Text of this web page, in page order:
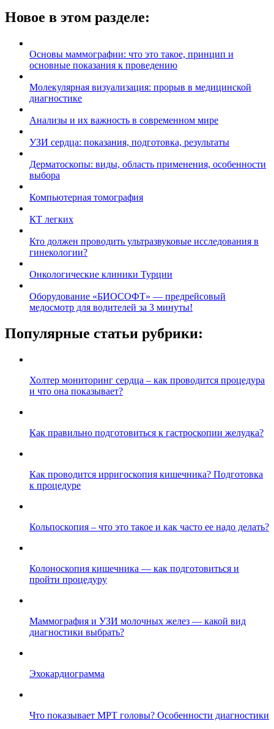
Новое в этом разделе:
Основы маммографии: что это такое, принцип и
основные показания к проведению
Молекулярная визуализация: прорыв в медицинской
диагностике
Анализы и их важность в современном мире
УЗИ сердца: показания, подготовка, результаты
Дерматоскопы: виды, область применения, особенности
выбора
Компьютерная томография
КТ легких
Кто должен проводить ультразвуковые исследования в
гинекологии?
Онкологические клиники Турции
Оборудование «БИОСОФТ» — предрейсовый
медосмотр для водителей за 3 минуты!
Популярные статьи рубрики:
Холтер мониторинг сердца – как проводится процедура
и что она показывает?
Как правильно подготовиться к гастроскопии желудка?
Как проводится ирригоскопия кишечника? Подготовка
к процедуре
Кольпоскопия – что это такое и как часто ее надо делать?
Колоноскопия кишечника — как подготовиться и
пройти процедуру
Маммография и УЗИ молочных желез — какой вид
диагностики выбрать?
Эхокардиограмма
Что показывает МРТ головы? Особенности диагностики